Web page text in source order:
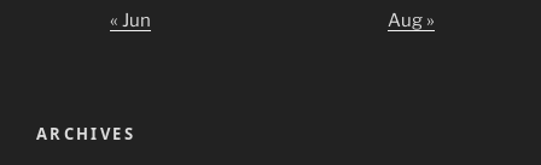
« Jun Aug »
ARCHIVES